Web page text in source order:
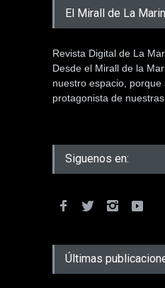
El Mirall de La
Revista Digital de La
Desde el Mirall de la
nuestro espacio, porque
protagonista de
Siguenos en:
Últimas